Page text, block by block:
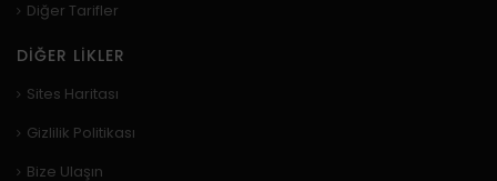
Diğer Tarifler
DIĞER LIKLER
Sites Haritası
Gizlilik Politikası
Bize Ulaşın